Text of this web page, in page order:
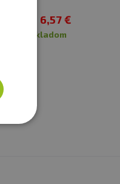
6,57 €
skladom